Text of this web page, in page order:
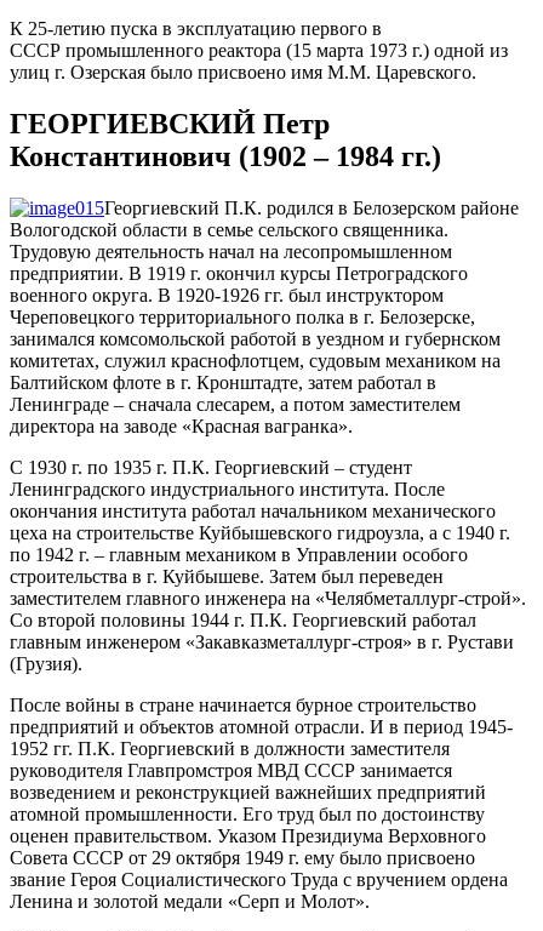
К 25-летию пуска в эксплуатацию первого в
СССР промышленного реактора (15 марта 1973 г.) одной из
улиц г. Озерская было присвоено имя М.М. Царевского.
ГЕОРГИЕВСКИЙ Петр
Константинович (1902 – 1984 гг.)
Георгиевский П.К. родился в Белозерском районе
Вологодской области в семье сельского священника.
Трудовую деятельность начал на лесопромышленном
предприятии. В 1919 г. окончил курсы Петроградского
военного округа. В 1920-1926 гг. был инструктором
Череповецкого территориального полка в г. Белозерске,
занимался комсомольской работой в уездном и губернском
комитетах, служил краснофлотцем, судовым механиком на
Балтийском флоте в г. Кронштадте, затем работал в
Ленинграде – сначала слесарем, а потом заместителем
директора на заводе «Красная вагранка».
С 1930 г. по 1935 г. П.К. Георгиевский – студент
Ленинградского индустриального института. После
окончания института работал начальником механического
цеха на строительстве Куйбышевского гидроузла, а с 1940 г.
по 1942 г. – главным механиком в Управлении особого
строительства в г. Куйбышеве. Затем был переведен
заместителем главного инженера на «Челябметаллург-строй».
Со второй половины 1944 г. П.К. Георгиевский работал
главным инженером «Закавказметаллург-строя» в г. Рустави
(Грузия).
После войны в стране начинается бурное строительство
предприятий и объектов атомной отрасли. И в период 1945-
1952 гг. П.К. Георгиевский в должности заместителя
руководителя Главпромстроя МВД СССР занимается
возведением и реконструкцией важнейших предприятий
атомной промышленности. Его труд был по достоинству
оценен правительством. Указом Президиума Верховного
Совета СССР от 29 октября 1949 г. ему было присвоено
звание Героя Социалистического Труда с вручением ордена
Ленина и золотой медали «Серп и Молот».